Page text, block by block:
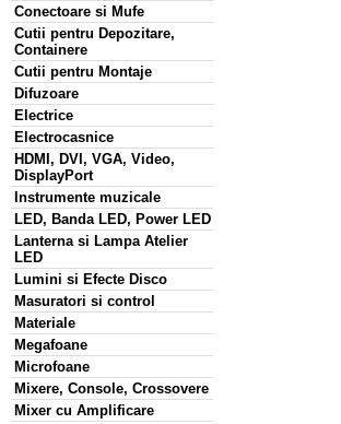
Conectoare si Mufe
Cutii pentru Depozitare,
Containere
Cutii pentru Montaje
Difuzoare
Electrice
Electrocasnice
HDMI, DVI, VGA, Video,
DisplayPort
Instrumente muzicale
LED, Banda LED, Power LED
Lanterna si Lampa Atelier
LED
Lumini si Efecte Disco
Masuratori si control
Materiale
Megafoane
Microfoane
Mixere, Console, Crossovere
Mixer cu Amplificare